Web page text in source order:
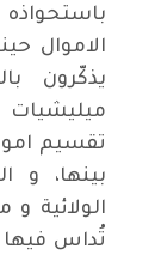
الاموال
يذكّرون
ميليشيات
تقسيم
بينها، و
الولائية
تُداس فيها